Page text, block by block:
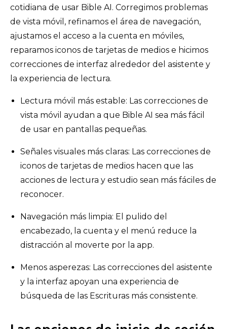
cotidiana de usar Bible AI. Corregimos problemas
de vista móvil, refinamos el área de navegación,
ajustamos el acceso a la cuenta en móviles,
reparamos iconos de tarjetas de medios e hicimos
correcciones de interfaz alrededor del asistente y
la experiencia de lectura.
Lectura móvil más estable: Las correcciones de
vista móvil ayudan a que Bible AI sea más fácil
de usar en pantallas pequeñas.
Señales visuales más claras: Las correcciones de
iconos de tarjetas de medios hacen que las
acciones de lectura y estudio sean más fáciles de
reconocer.
Navegación más limpia: El pulido del
encabezado, la cuenta y el menú reduce la
distracción al moverte por la app.
Menos asperezas: Las correcciones del asistente
y la interfaz apoyan una experiencia de
búsqueda de las Escrituras más consistente.